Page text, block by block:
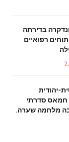
בדירתה
רפואיים
יהודית
חמאס סדרתי
מלחמה שערה.